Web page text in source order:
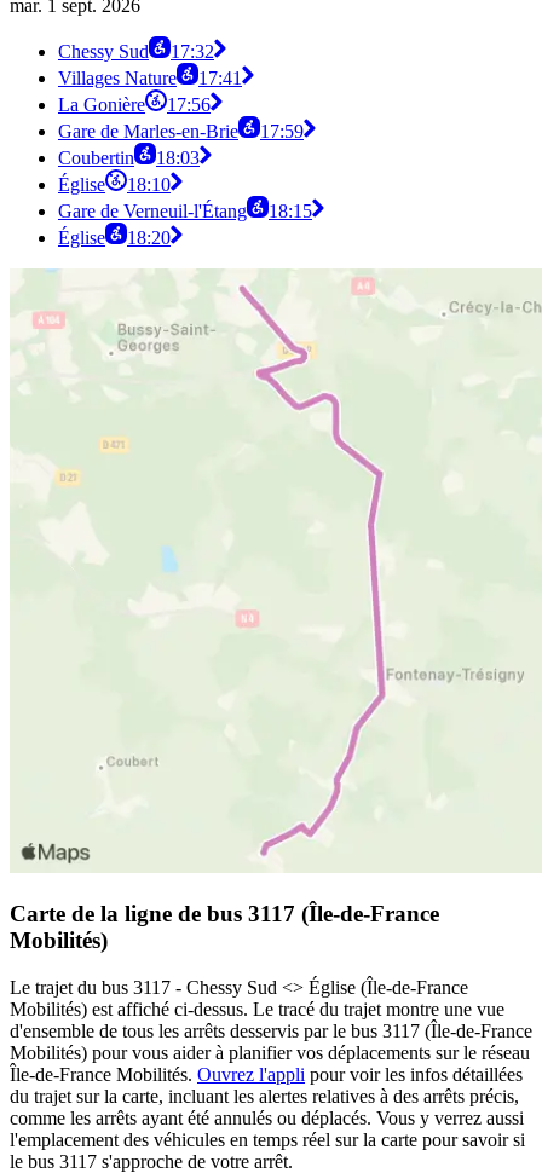
mar. 1 sept. 2026
Chessy Sud
17:32
Villages Nature
17:41
La Gonière
17:56
Gare de Marles-en-Brie
17:59
Coubertin
18:03
Église
18:10
Gare de Verneuil-l'Étang
18:15
Église
18:20
Carte de la ligne de bus 3117 (Île-de-France
Mobilités)
Le trajet du bus 3117 - Chessy Sud <> Église (Île-de-France
Mobilités) est affiché ci-dessus. Le tracé du trajet montre une vue
d'ensemble de tous les arrêts desservis par le bus 3117 (Île-de-France
Mobilités) pour vous aider à planifier vos déplacements sur le réseau
Île-de-France Mobilités. Ouvrez l'appli pour voir les infos détaillées
du trajet sur la carte, incluant les alertes relatives à des arrêts précis,
comme les arrêts ayant été annulés ou déplacés. Vous y verrez aussi
l'emplacement des véhicules en temps réel sur la carte pour savoir si
le bus 3117 s'approche de votre arrêt.